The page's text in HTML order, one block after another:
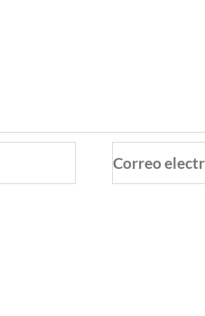
electrónico*